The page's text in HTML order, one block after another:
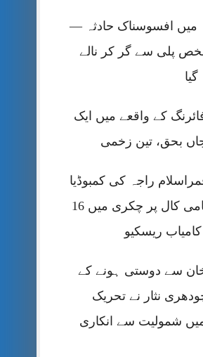
میں افسوسناک حادثہ —
پلی سے گر کر نالے
کے واقعے میں ایک
بحق، تین زخمی
قمراسلام راجہ کی کمبوڈیا
سے ہنگامی کال پر چکری میں 16
کامیاب ریسکیو
سے دوستی ہونے کے
نثار نے تحریک
شمولیت سے انکاری